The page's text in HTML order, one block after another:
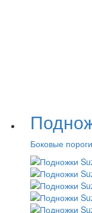
Боковые пороги